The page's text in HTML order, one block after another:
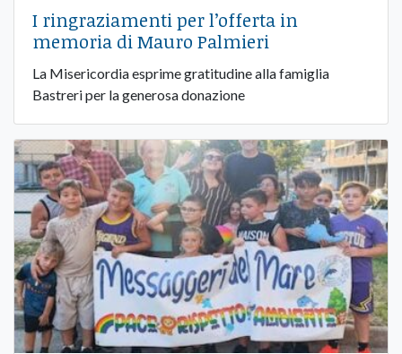
I ringraziamenti per l’offerta in
memoria di Mauro Palmieri
La Misericordia esprime gratitudine alla famiglia
Bastreri per la generosa donazione